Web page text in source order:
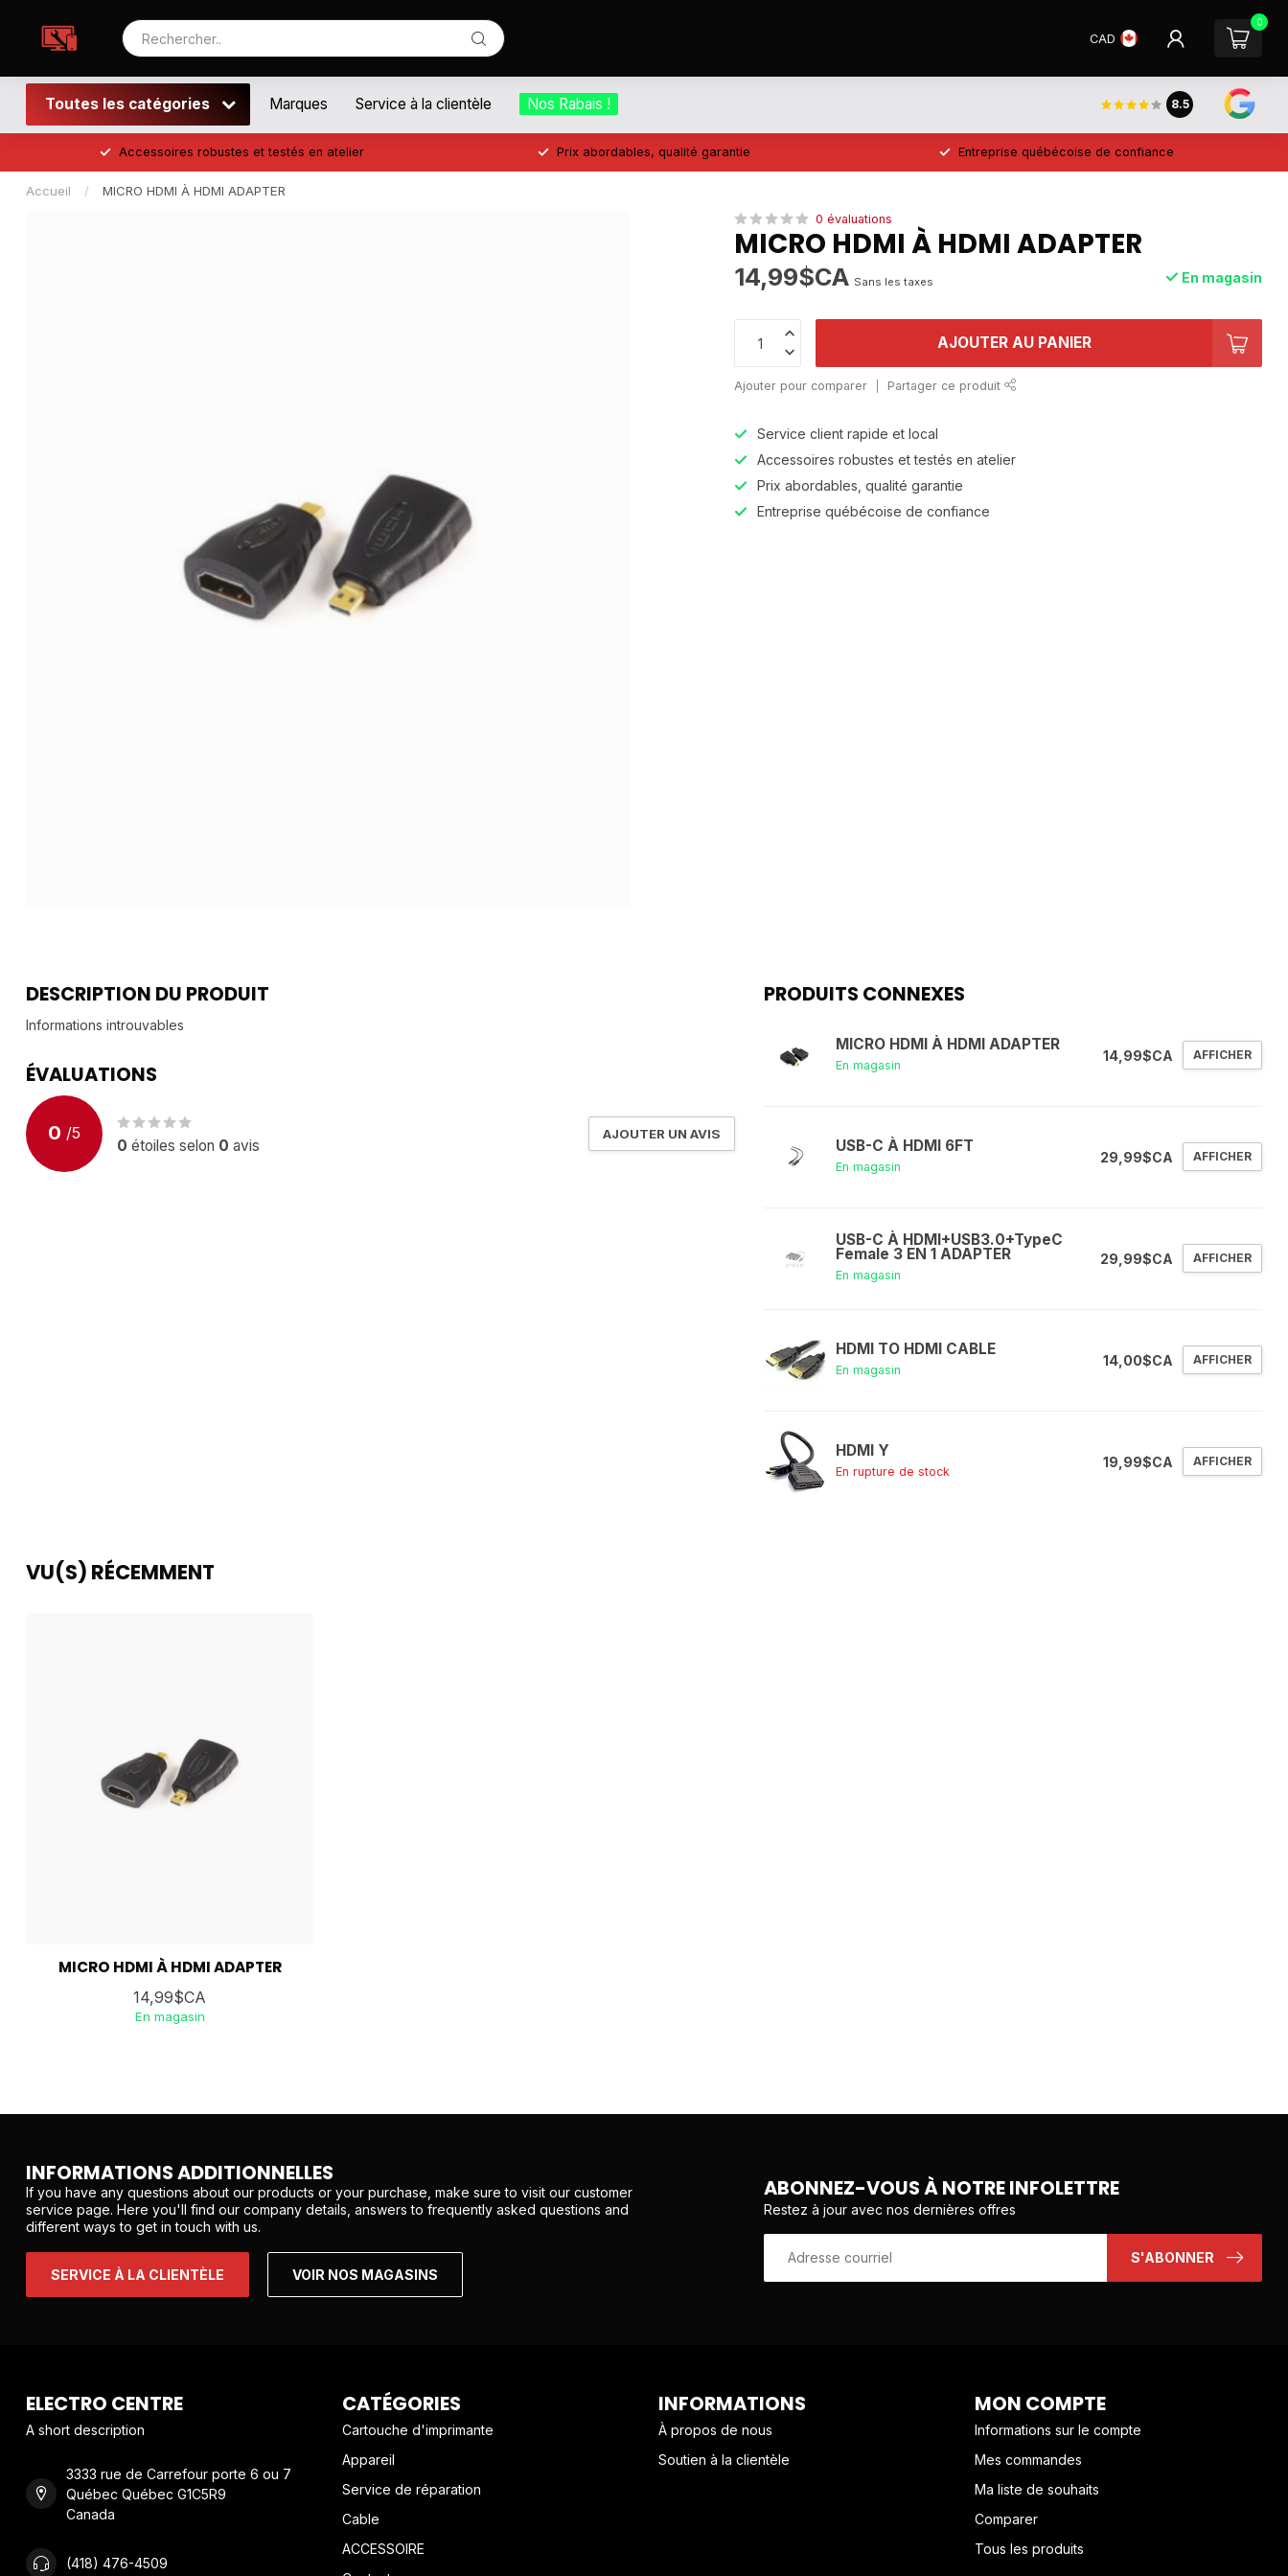
CAD
0
Toutes les catégories Marques Service à la clientèle Nos Rabais ! 8.5
Accessoires robustes et testés en atelier Prix abordables, qualité garantie Entreprise québécoise de confiance
Accueil / MICRO HDMI À HDMI ADAPTER
0 évaluations
MICRO HDMI À HDMI ADAPTER
14,99$CA Sans les taxes En magasin
AJOUTER AU PANIER
Ajouter pour comparer Partager ce produit
Service client rapide et local
Accessoires robustes et testés en atelier
Prix abordables, qualité garantie
Entreprise québécoise de confiance
DESCRIPTION DU PRODUIT
Informations introuvables
ÉVALUATIONS
0 /5
0 étoiles selon 0 avis
AJOUTER UN AVIS
PRODUITS CONNEXES
MICRO HDMI À HDMI ADAPTER
En magasin
14,99$CA AFFICHER
USB-C À HDMI 6FT
En magasin
29,99$CA AFFICHER
USB-C À HDMI+USB3.0+TypeC
Female 3 EN 1 ADAPTER
En magasin
29,99$CA AFFICHER
HDMI TO HDMI CABLE
En magasin
14,00$CA AFFICHER
HDMI Y
En rupture de stock
19,99$CA AFFICHER
VU(S) RÉCEMMENT
MICRO HDMI À HDMI ADAPTER
14,99$CA
En magasin
INFORMATIONS ADDITIONNELLES
If you have any questions about our products or your purchase, make sure to visit our customer
service page. Here you'll find our company details, answers to frequently asked questions and
different ways to get in touch with us.
SERVICE À LA CLIENTÈLE VOIR NOS MAGASINS
ABONNEZ-VOUS À NOTRE INFOLETTRE
Restez à jour avec nos dernières offres
S'ABONNER
ELECTRO CENTRE
A short description
3333 rue de Carrefour porte 6 ou 7
Québec Québec G1C5R9
Canada
(418) 476-4509
CATÉGORIES
Cartouche d'imprimante
Appareil
Service de réparation
Cable
ACCESSOIRE
INFORMATIONS
À propos de nous
Soutien à la clientèle
MON COMPTE
Informations sur le compte
Mes commandes
Ma liste de souhaits
Comparer
Tous les produits